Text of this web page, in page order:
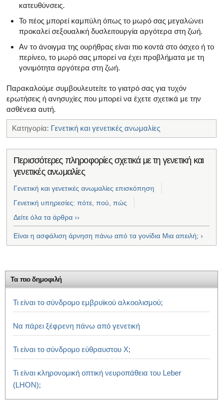
κατευθύνσεις.
Το πέος μπορεί καμπύλη όπως το μωρό σας μεγαλώνει
προκαλεί σεξουαλική δυσλειτουργία αργότερα στη ζωή.
Αν το άνοιγμα της ουρήθρας είναι πιο κοντά στο όσχεο ή το
περίνεο, το μωρό σας μπορεί να έχει προβλήματα με τη
γονιμότητα αργότερα στη ζωή.
Παρακαλούμε συμβουλευτείτε το γιατρό σας για τυχόν
ερωτήσεις ή ανησυχίες που μπορεί να έχετε σχετικά με την
ασθένεια αυτή.
Κατηγορία: Γενετική και γενετικές ανωμαλίες
Περισσότερες πληροφορίες σχετικά με τη γενετική και
γενετικές ανωμαλίες
Γενετική και γενετικές ανωμαλίες επισκόπηση
Γενετική υπηρεσίες: πότε, πού, πώς
Δείτε όλα τα άρθρα ››
Είναι η ασφάλιση άρνηση πάνω από τα γονίδια Μια απειλή; ›
Τα πιο δημοφιλή
Τι είναι το σύνδρομο εμβρυϊκού αλκοολισμού;
Να πάρει ξέφρενη πάνω από γενετική
Τι είναι το σύνδρομο εύθραυστου Χ;
Τι είναι κληρονομική οπτική νευροπάθεια του Leber
(LHON);